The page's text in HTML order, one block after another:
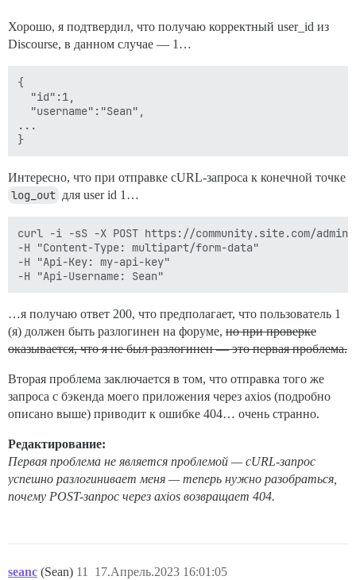
Хорошо, я подтвердил, что получаю корректный user_id из
Discourse, в данном случае — 1…
{
  "id":1,
  "username":"Sean",
...
Интересно, что при отправке cURL-запроса к конечной точке
log_out для user id 1…
curl -i -sS -X POST https://community.site.com/
-H "Content-Type: multipart/form-data"
-H "Api-Key: my-api-key"
…я получаю ответ 200, что предполагает, что пользователь 1
(я) должен быть разлогинен на форуме, но при проверке
оказывается, что я не был разлогинен — это первая проблема.
Вторая проблема заключается в том, что отправка того же
запроса с бэкенда моего приложения через axios (подробно
описано выше) приводит к ошибке 404… очень странно.
Редактирование:
Первая проблема не является проблемой — cURL-запрос
успешно разлогинивает меня — теперь нужно разобраться,
почему POST-запрос через axios возвращает 404.
seanc (Sean) 17.Апрель.2023 16:01:05
11